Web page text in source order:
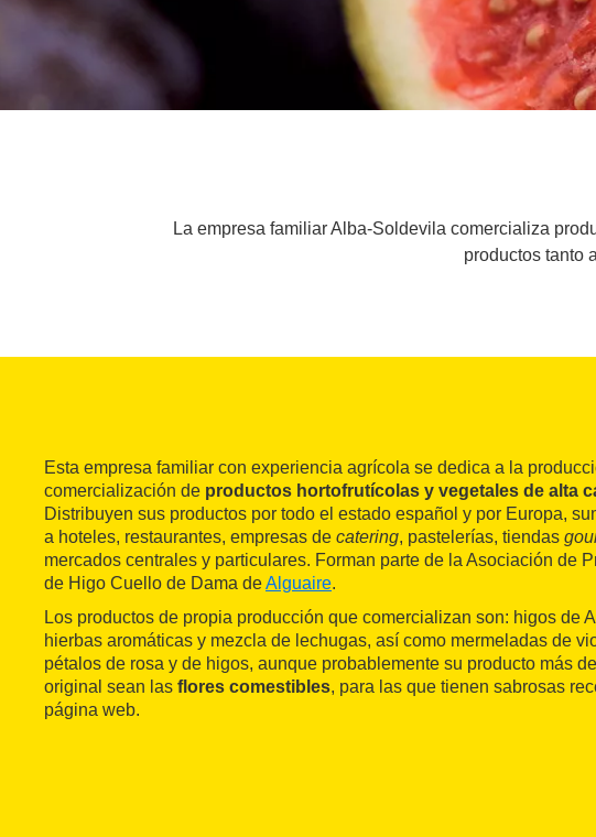
La empresa familiar Alba-Soldevila comercializa
productos tanto
Esta empresa familiar con experiencia agrícola se dedica a la
comercialización de productos hortofrutícolas y vegetales de alta
Distribuyen sus productos por todo el estado español y por Europa,
a hoteles, restaurantes, empresas de catering, pastelerías, tiendas
mercados centrales y particulares. Forman parte de la Asociación de
de Higo Cuello de Dama deAlguaire.
Los productos de propia producción que comercializan son: higos de
hierbas aromáticas y mezcla de lechugas, así como mermeladas de
pétalos de rosa y de higos, aunque probablemente su producto más
original sean las flores comestibles, para las que tienen sabrosas
página web.